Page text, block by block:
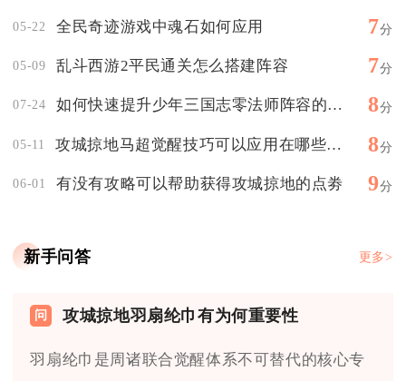
05-22 全民奇迹游戏中魂石如何应用 7分
05-09 乱斗西游2平民通关怎么搭建阵容 7分
07-24 如何快速提升少年三国志零法师阵容的等级 8分
05-11 攻城掠地马超觉醒技巧可以应用在哪些游戏模式中 8分
06-01 有没有攻略可以帮助获得攻城掠地的点劵 9分
新手问答 更多>
攻城掠地羽扇纶巾有为何重要性
羽扇纶巾是周诸联合觉醒体系不可替代的核心专